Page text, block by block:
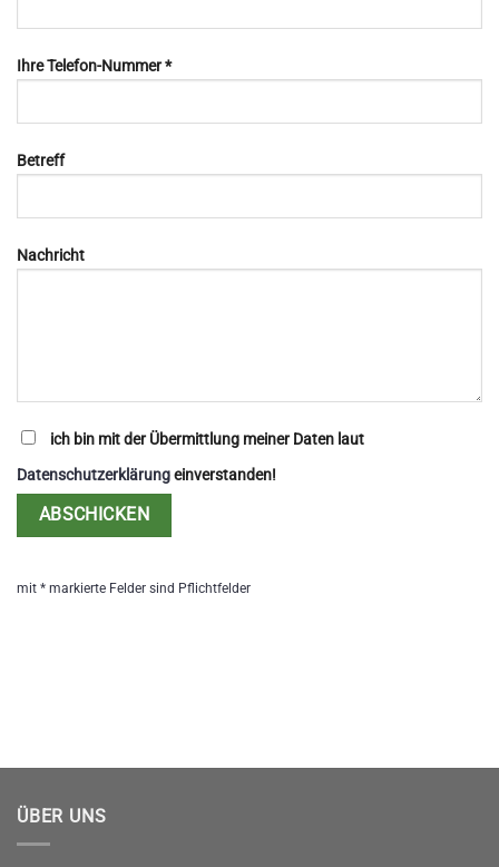
Ihre Telefon-Nummer *
Betreff
Nachricht
ich bin mit der Übermittlung meiner Daten laut
Datenschutzerklärungeinverstanden!
mit * markierte Felder sind Pflichtfelder
ÜBER UNS